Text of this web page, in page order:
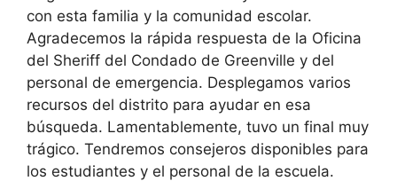
con esta familia y la comunidad escolar.
Agradecemos la rápida respuesta de la Oficina
del Sheriff del Condado de Greenville y del
personal de emergencia. Desplegamos varios
recursos del distrito para ayudar en esa
búsqueda. Lamentablemente, tuvo un final muy
trágico. Tendremos consejeros disponibles para
los estudiantes y el personal de la escuela.